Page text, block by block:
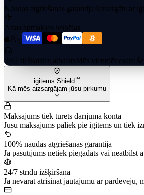
Naudas atgriešanas garantija Aizsargāts ar
Ātras apmaksas iespējas
24/7 tiešsaistes atbalstsMēs vienmēr esam
igitems Shield™
Kā mēs aizsargājam jūsu pirkumu
Maksājums tiek turēts darījuma kontā
Jūsu maksājums paliek pie igitems un tiek
100% naudas atgriešanas garantija
Ja pasūtījums netiek piegādāts vai neatbilst
24/7 strīdu izšķiršana
Ja nevarat atrisināt jautājumu ar pārdevēju,